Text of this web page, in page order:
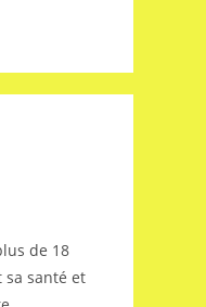
de 18
santé et